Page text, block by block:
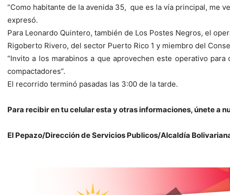
“Como habitante de la avenida 35, que es la vía principal, me
expresó.
Para Leonardo Quintero, también de Los Postes Negros, el
Rigoberto Rivero, del sector Puerto Rico 1 y miembro del
“Invito a los marabinos a que aprovechen este operativo
compactadores”.
El recorrido terminó pasadas las 3:00 de la tarde.
Para recibir en tu celular esta y otras informaciones, únete a
El Pepazo/Dirección de Servicios Publicos/Alcaldía